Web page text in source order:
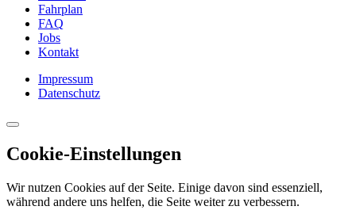
Fahrplan
FAQ
Jobs
Kontakt
Impressum
Datenschutz
Cookie-Einstellungen
Wir nutzen Cookies auf der Seite. Einige davon sind essenziell,
während andere uns helfen, die Seite weiter zu verbessern.